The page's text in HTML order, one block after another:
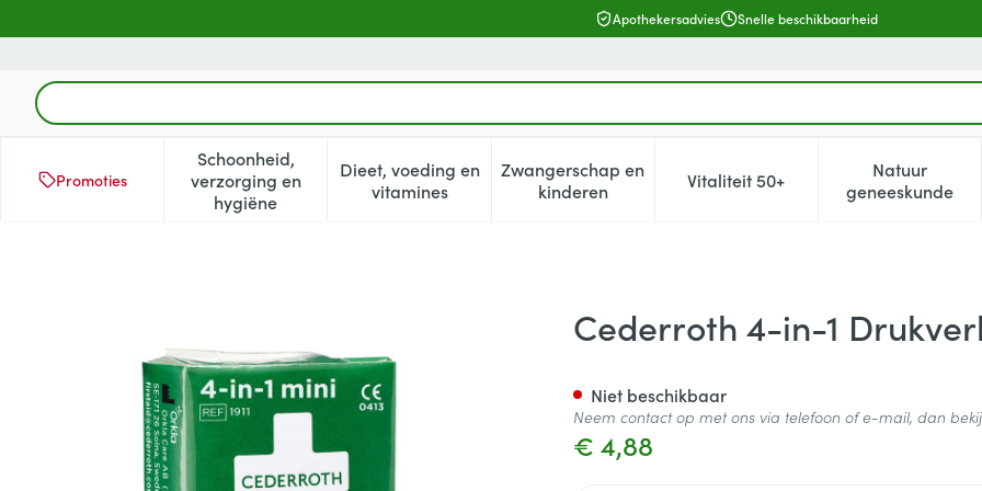
Apothekersadvies Snelle beschikbaarheid
Product, merk, categorie...
Promoties
Schoonheid,
verzorging en
hygiëne
Toon submenu voor Schoonheid, verzorging en hygiëne categorie
Dieet, voeding en
vitaminesToon submenu voor Dieet, voeding en vitamines categorie
Zwangerschap en
kinderenToon submenu voor Zwangerschap en kinderen
Vitaliteit 50+Toon submenu voor Vitaliteit
Natuur
geneeskunde
Toon
Cederroth 4-in-1 Drukverband MiniCederroth 4-in-1
€ 4,88
Niet beschikbaar
Neem contact op met ons via telefoon of e-mail, dan